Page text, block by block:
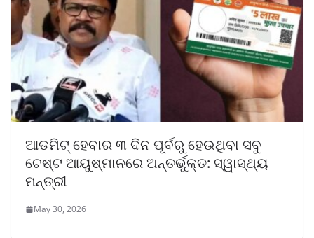
ଆଡମିଟ୍ ହେବାର ୩ ଦିନ ପୂର୍ବରୁ ହେଉଥିବା ସବୁ
ଟେଷ୍ଟ ଆୟୁଷ୍ମାନରେ ଅନ୍ତର୍ଭୁକ୍ତ: ସ୍ୱାସ୍ଥ୍ୟ
ମନ୍ତ୍ରୀ
May 30, 2026